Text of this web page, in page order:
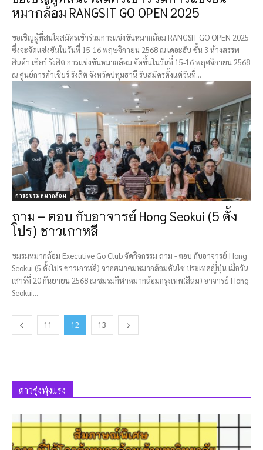
หมากล้อม RANGSIT GO OPEN 2025
ขอเชิญผู้ที่สนใจสมัครเข้าร่วมการแข่งขันหมากล้อม RANGSIT GO OPEN 2025
ซึ่งจะจัดแข่งขันในวันที่ 15-16 พฤษจิกายน 2568 ณ เดอะฮับ ชั้น 3 ห้างสรรพ
สินค้า เซียร์ รังสิต การแข่งขันหมากล้อม จัดขึ้นในวันที่ 15-16 พฤศจิกายน 2568
ณ ศูนย์การค้าเซียร์ รังสิต จังหวัดปทุมธานี รับสมัครตั้งแต่วันที่...
การอบรมหมากล้อม
ถาม – ตอบ กับอาจารย์ Hong Seokui (5 ดั้ง
โปร) ชาวเกาหลี
ชมรมหมากล้อม Executive Go Club จัดกิจกรรม ถาม - ตอบ กับอาจารย์ Hong
Seokui (5 ดั้งโปร ชาวเกาหลี) จากสมาคมหมากล้อมคันไซ ประเทศญี่ปุ่น เมื่อวัน
เสาร์ที่ 20 กันยายน 2568 ณ ชมรมกีฬาหมากล้อมกรุงเทพ(สีลม) อาจารย์ Hong
Seokui...
11 12 13
ดาวรุ่งพุ่งแรง